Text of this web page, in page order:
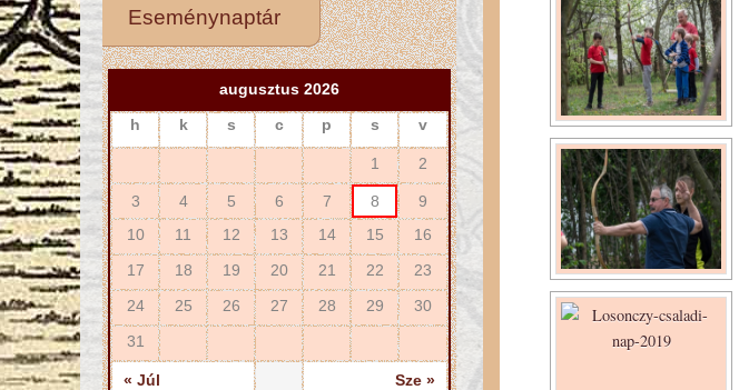
Eseménynaptár
augusztus 2026
h
k s c p s v
1 2
3 4 5 6 7 8
9
10
11 12 13 14 15
16
17
18 19 20 21 22
23
24
25 26 27 28 29
30
31
« Júl Sze »